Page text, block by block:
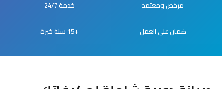
مرخص ومعتمد خدمة 24/7
ضمان على العمل +15 سنة خبرة